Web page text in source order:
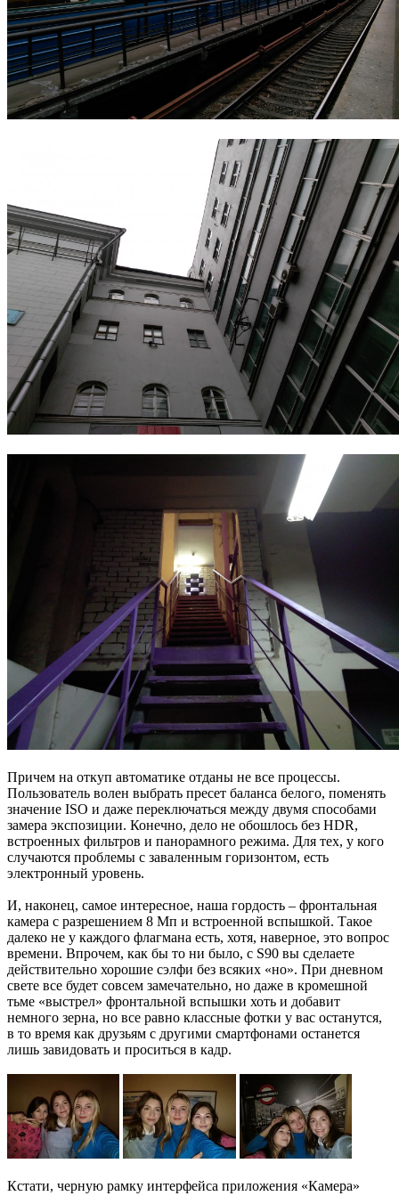
Причем на откуп автоматике отданы не все процессы.
Пользователь волен выбрать пресет баланса белого, поменять
значение ISO и даже переключаться между двумя способами
замера экспозиции. Конечно, дело не обошлось без HDR,
встроенных фильтров и панорамного режима. Для тех, у кого
случаются проблемы с заваленным горизонтом, есть
электронный уровень.
И, наконец, самое интересное, наша гордость – фронтальная
камера с разрешением 8 Мп и встроенной вспышкой. Такое
далеко не у каждого флагмана есть, хотя, наверное, это вопрос
времени. Впрочем, как бы то ни было, с S90 вы сделаете
действительно хорошие сэлфи без всяких «но». При дневном
свете все будет совсем замечательно, но даже в кромешной
тьме «выстрел» фронтальной вспышки хоть и добавит
немного зерна, но все равно классные фотки у вас останутся,
в то время как друзьям с другими смартфонами останется
лишь завидовать и проситься в кадр.
Кстати, черную рамку интерфейса приложения «Камера»